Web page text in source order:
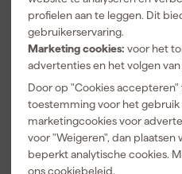
profielen aan te leggen. Dit
gebruikerservaring.
Marketing cookies: voor het
advertenties en het volgen
Door op "Cookies accepteren"
toestemming voor het gebruik
marketingcookies voor
voor "Weigeren", dan plaatsen
beperkt analytische cookies.
onscookiebeleid.
Makita
821550-0
Mbox
opbergkoffer
nummer 2 -
163mm hoog
bezorgd
Makita
43278
Red -
x